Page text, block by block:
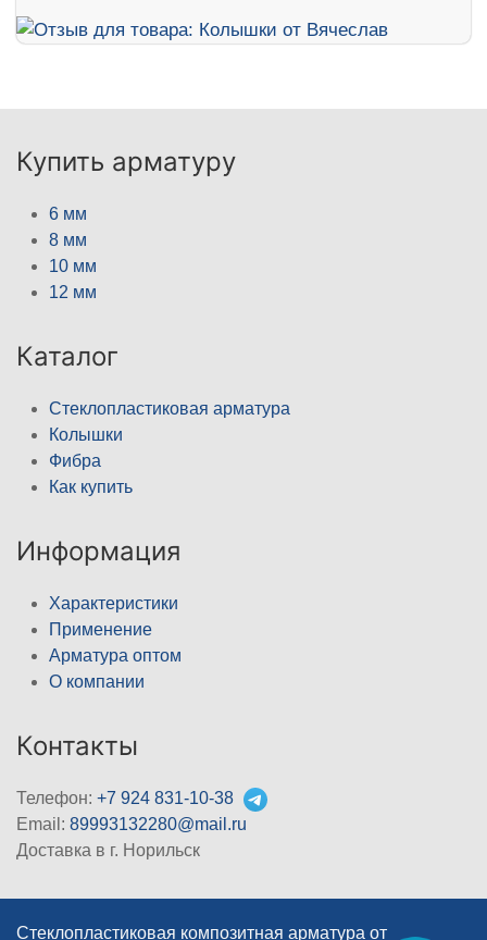
Купить арматуру
6 мм
8 мм
10 мм
12 мм
Каталог
Стеклопластиковая арматура
Колышки
Фибра
Как купить
Информация
Характеристики
Применение
Арматура оптом
О компании
Контакты
Телефон: +7 924 831-10-38
Email: 89993132280@mail.ru
Доставка в г. Норильск
Стеклопластиковая композитная арматура от